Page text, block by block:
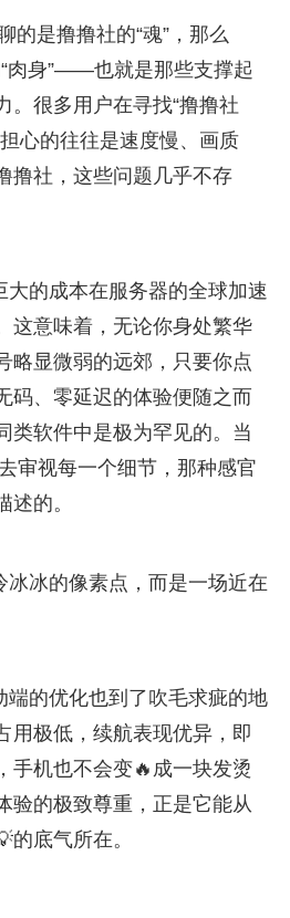
的是撸撸社的“魂”，那么
肉身”——也就是那些支撑起
。很多用户在寻找“撸撸社
心的往往是速度慢、画质
撸社，这些问题几乎不存
大的成本在服务器的全球加速
这意味着，无论你身处繁华
略显微弱的远郊，只要你点
码、零延迟的体验便随之而
类软件中是极为罕见的。当
审视每一个细节，那种感官
述的。
冰冰的像素点，而是一场近在
端的优化也到了吹毛求疵的地
用极低，续航表现优异，即
手机也不会变🔥成一块发烫
验的极致尊重，正是它能从
的底气所在。